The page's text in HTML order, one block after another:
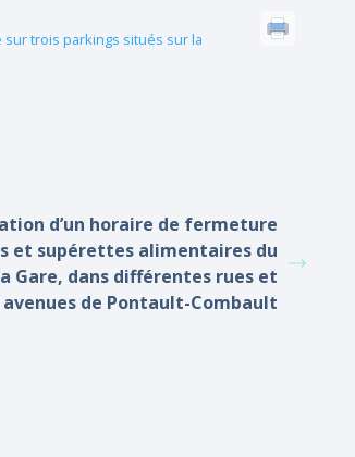
sur trois parkings situés sur la
d’un horaire de fermeture
et supérettes alimentaires du
Gare, dans différentes rues et
avenues de Pontault-Combault